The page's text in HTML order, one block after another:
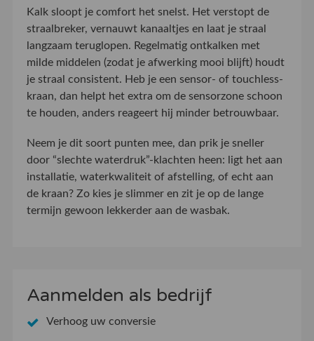
Kalk sloopt je comfort het snelst. Het verstopt de
straalbreker, vernauwt kanaaltjes en laat je straal
langzaam teruglopen. Regelmatig ontkalken met
milde middelen (zodat je afwerking mooi blijft) houdt
je straal consistent. Heb je een sensor- of touchless-
kraan, dan helpt het extra om de sensorzone schoon
te houden, anders reageert hij minder betrouwbaar.
Neem je dit soort punten mee, dan prik je sneller
door “slechte waterdruk”-klachten heen: ligt het aan
installatie, waterkwaliteit of afstelling, of echt aan
de kraan? Zo kies je slimmer en zit je op de lange
termijn gewoon lekkerder aan de wasbak.
Aanmelden als bedrijf
Verhoog uw conversie